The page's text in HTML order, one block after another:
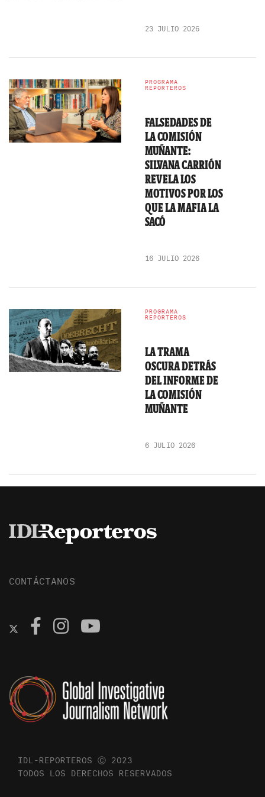
23 JULIO 2026
PROGRAMA
REPORTEROS
FALSEDADES DE
LA COMISIÓN
MUÑANTE:
SILVANA CARRIÓN
REVELA LOS
MOTIVOS POR LOS
QUE LA MAFIA LA
SACÓ
16 JULIO 2026
PROGRAMA
REPORTEROS
LA TRAMA
OSCURA DETRÁS
DEL INFORME DE
LA COMISIÓN
MUÑANTE
6 JULIO 2026
CONTÁCTANOS
IDL-REPORTEROS Ⓒ 2023
TODOS LOS DERECHOS RESERVADOS